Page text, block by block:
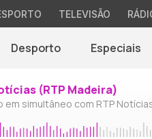
TELEVISÃO
Desporto Especiais
(RTP Madeira)
em simultâneo com RTP